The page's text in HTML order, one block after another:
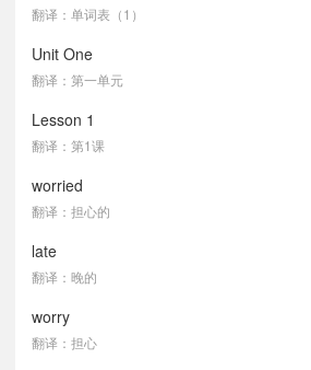
翻译：单词表（1）
Unit One
翻译：第一单元
Lesson 1
翻译：第1课
worried
翻译：担心的
late
翻译：晚的
worry
翻译：担心